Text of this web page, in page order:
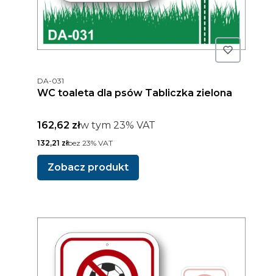
Kod produktu
DA-031
WC toaleta dla psów Tabliczka zielona
Cena brutto
162,62 złw tym %s VAT
w tym 23% VAT
Cena netto
132,21 złbez 23% VAT
Zobacz produkt